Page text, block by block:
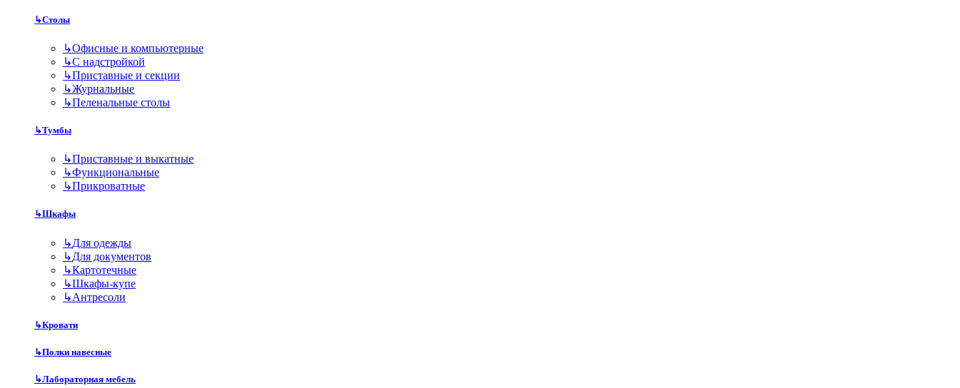
↳Столы
↳Офисные и компьютерные
↳С надстройкой
↳Приставные и секции
↳Журнальные
↳Пеленальные столы
↳Тумбы
↳Приставные и выкатные
↳Функциональные
↳Прикроватные
↳Шкафы
↳Для одежды
↳Для документов
↳Картотечные
↳Шкафы-купе
↳Антресоли
↳Кровати
↳Полки навесные
↳Лабораторная мебель